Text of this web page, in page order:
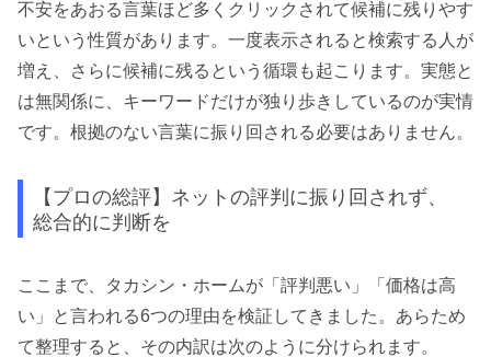
不安をあおる言葉ほど多くクリックされて候補に残りやす
いという性質があります。一度表示されると検索する人が
増え、さらに候補に残るという循環も起こります。実態と
は無関係に、キーワードだけが独り歩きしているのが実情
です。根拠のない言葉に振り回される必要はありません。
【プロの総評】ネットの評判に振り回されず、
総合的に判断を
ここまで、タカシン・ホームが「評判悪い」「価格は高
い」と言われる6つの理由を検証してきました。あらため
て整理すると、その内訳は次のように分けられます。